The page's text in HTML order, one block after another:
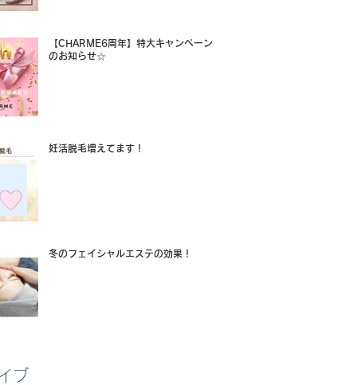
【CHARME6周年】特大キャンペーン
のお知らせ☆
妊活脱毛増えてます！
冬のフェイシャルエステの効果！
ブ